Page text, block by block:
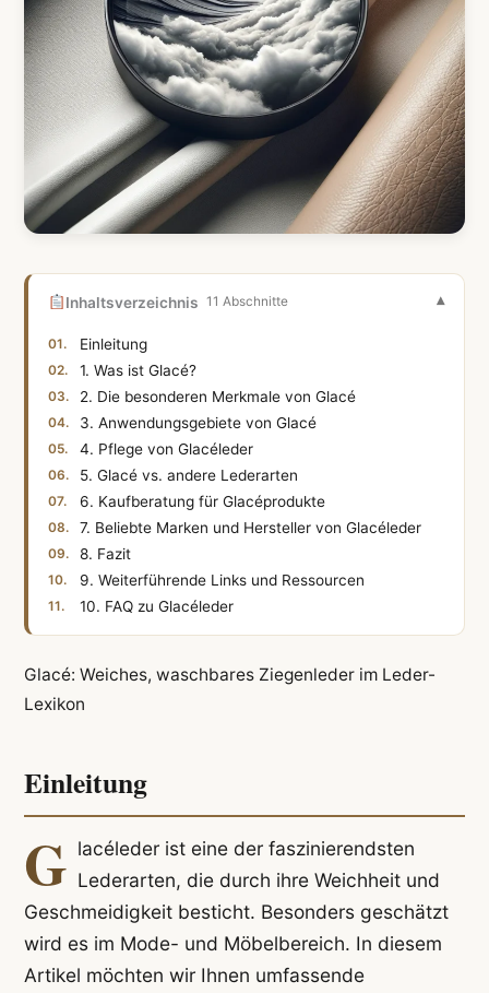
Inhaltsverzeichnis 11 Abschnitte
Einleitung
1. Was ist Glacé?
2. Die besonderen Merkmale von Glacé
3. Anwendungsgebiete von Glacé
4. Pflege von Glacéleder
5. Glacé vs. andere Lederarten
6. Kaufberatung für Glacéprodukte
7. Beliebte Marken und Hersteller von Glacéleder
8. Fazit
9. Weiterführende Links und Ressourcen
10. FAQ zu Glacéleder
Glacé: Weiches, waschbares Ziegenleder im Leder-
Lexikon
Einleitung
G lacéleder ist eine der faszinierendsten
Lederarten, die durch ihre Weichheit und
Geschmeidigkeit besticht. Besonders geschätzt
wird es im Mode- und Möbelbereich. In diesem
Artikel möchten wir Ihnen umfassende